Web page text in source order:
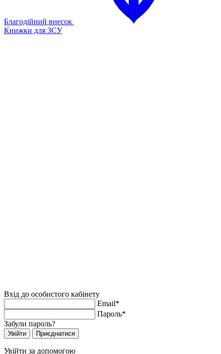
Благодійний внесок
Книжки для ЗСУ
Вхід до особистого кабінету
Email*
Пароль*
Забули пароль?
Увійти за допомогою